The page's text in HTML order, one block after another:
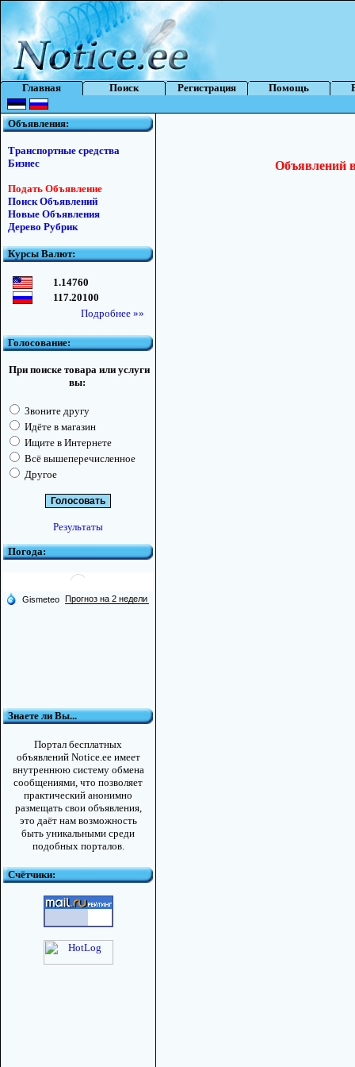
Главная Поиск Регистрация Помощь
Объявления:
Транспортные средства
Бизнес
Подать Объявление
Поиск Объявлений
Новые Объявления
Дерево Рубрик
Курсы Валют:
1.14760
117.20100
Подробнее »»
Голосование:
При поиске товара или услуги
вы:
Звоните другу
Идёте в магазин
Ищите в Интернете
Всё вышеперечисленное
Другое
Результаты
Погода:
Знаете ли Вы...
Портал бесплатных
объявлений Notice.ee имеет
внутреннюю систему обмена
сообщениями, что позволяет
практический анонимно
размещать свои объявления,
это даёт нам возможность
быть уникальными среди
подобных порталов.
Счётчики:
Объявлений